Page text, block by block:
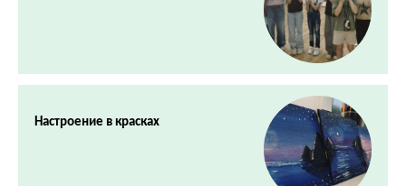
Настроение в красках